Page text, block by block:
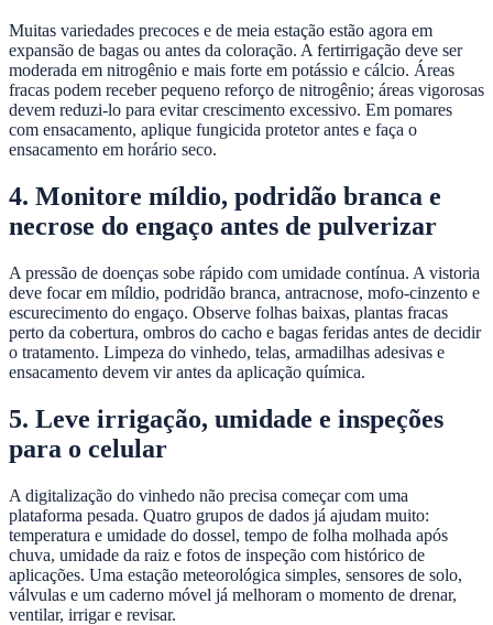
Muitas variedades precoces e de meia estação estão agora em
expansão de bagas ou antes da coloração. A fertirrigação deve ser
moderada em nitrogênio e mais forte em potássio e cálcio. Áreas
fracas podem receber pequeno reforço de nitrogênio; áreas vigorosas
devem reduzi-lo para evitar crescimento excessivo. Em pomares
com ensacamento, aplique fungicida protetor antes e faça o
ensacamento em horário seco.
4. Monitore míldio, podridão branca e
necrose do engaço antes de pulverizar
A pressão de doenças sobe rápido com umidade contínua. A vistoria
deve focar em míldio, podridão branca, antracnose, mofo-cinzento e
escurecimento do engaço. Observe folhas baixas, plantas fracas
perto da cobertura, ombros do cacho e bagas feridas antes de decidir
o tratamento. Limpeza do vinhedo, telas, armadilhas adesivas e
ensacamento devem vir antes da aplicação química.
5. Leve irrigação, umidade e inspeções
para o celular
A digitalização do vinhedo não precisa começar com uma
plataforma pesada. Quatro grupos de dados já ajudam muito:
temperatura e umidade do dossel, tempo de folha molhada após
chuva, umidade da raiz e fotos de inspeção com histórico de
aplicações. Uma estação meteorológica simples, sensores de solo,
válvulas e um caderno móvel já melhoram o momento de drenar,
ventilar, irrigar e revisar.